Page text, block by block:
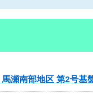
瀬南部地区 第2号基